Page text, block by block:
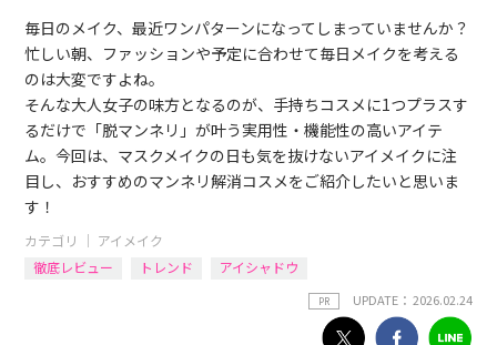
毎日のメイク、最近ワンパターンになってしまっていませんか？
忙しい朝、ファッションや予定に合わせて毎日メイクを考える
のは大変ですよね。
そんな大人女子の味方となるのが、手持ちコスメに1つプラスす
るだけで「脱マンネリ」が叶う実用性・機能性の高いアイテ
ム。今回は、マスクメイクの日も気を抜けないアイメイクに注
目し、おすすめのマンネリ解消コスメをご紹介したいと思いま
す！
カテゴリ ｜ アイメイク
徹底レビュー
トレンド アイシャドウ
PR UPDATE： 2026.02.24